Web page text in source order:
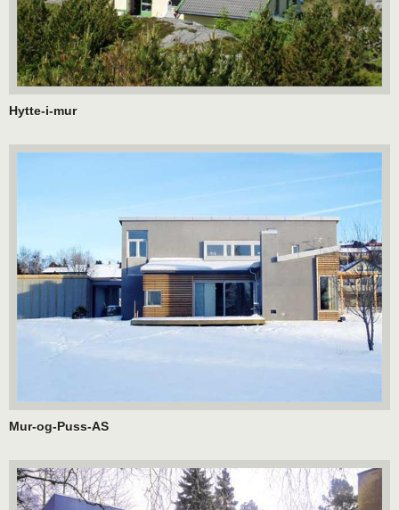
Hytte-i-mur
Mur-og-Puss-AS